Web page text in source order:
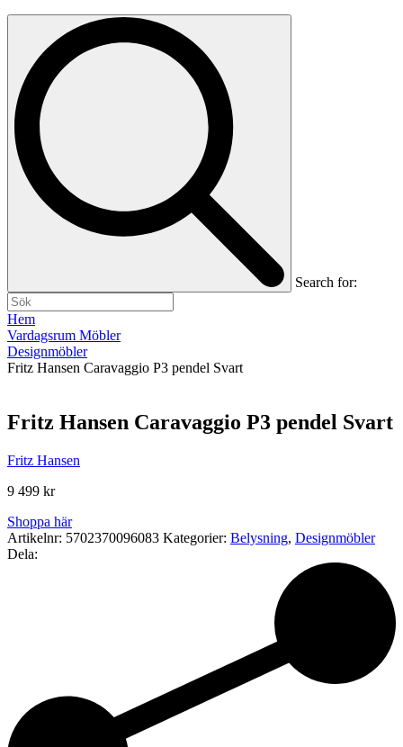
Search for:
Hem
Vardagsrum Möbler
Designmöbler
Fritz Hansen Caravaggio P3 pendel Svart
Fritz Hansen Caravaggio P3 pendel Svart
Fritz Hansen
9 499 kr
Shoppa här
Artikelnr: 5702370096083 Kategorier: Belysning, Designmöbler
Dela: